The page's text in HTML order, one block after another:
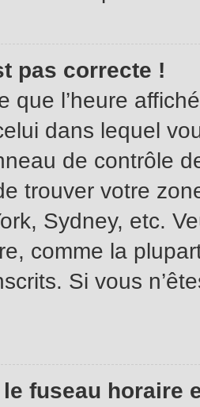
pas correcte !
que l’heure
dans lequel
de contrôle
trouver votre
Sydney, etc.
comme la
Si vous
fuseau horaire